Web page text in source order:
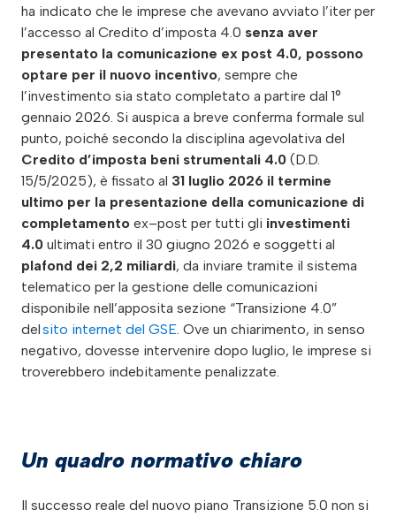
ha indicato che le imprese che avevano avviato l’iter per
l’accesso al Credito d’imposta 4.0 senza aver
presentato la comunicazione ex post 4.0, possono
optare per il nuovo incentivo, sempre che
l’investimento sia stato completato a partire dal 1°
gennaio 2026. Si auspica a breve conferma formale sul
punto, poiché secondo la disciplina agevolativa del
Credito d’imposta beni strumentali 4.0 (D.D.
15/5/2025), è fissato al 31 luglio 2026 il termine
ultimo per la presentazione della comunicazione di
completamento ex–post per tutti gli investimenti
4.0 ultimati entro il 30 giugno 2026 e soggetti al
plafond dei 2,2 miliardi, da inviare tramite il sistema
telematico per la gestione delle comunicazioni
disponibile nell’apposita sezione “Transizione 4.0”
delsito internet del GSE. Ove un chiarimento, in senso
negativo, dovesse intervenire dopo luglio, le imprese si
troverebbero indebitamente penalizzate.
Un quadro normativo chiaro
Il successo reale del nuovo piano Transizione 5.0 non si